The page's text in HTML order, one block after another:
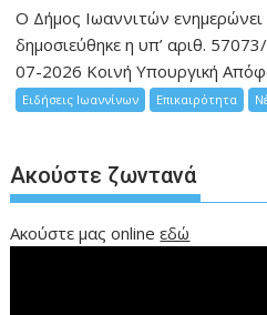
Ο Δήμος Ιωαννιτών ενημερώνει
δημοσιεύθηκε η υπ’ αριθ.
07-2026 Κοινή Υπουργική
Ειδήσεις Ιωαννίνων Επικαιρότητα
Ακούστε ζωντανά
Ακούστε μας onlineεδώ